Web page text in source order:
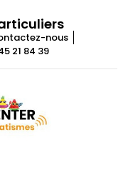
nous
21 84 39